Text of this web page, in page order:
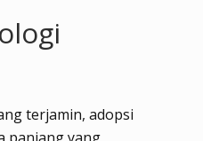
terjamin, adopsi
panjang yang